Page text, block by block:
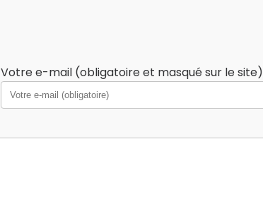
Votre e-mail (obligatoire et masqué sur le site)